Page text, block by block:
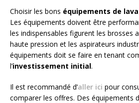
Choisir les bons équipements de
Les équipements doivent être
les indispensables figurent les brosses
haute pression et les aspirateurs
équipements doit se faire en tenant
l’investissement initial.
Il est recommandé d’aller ici pour
comparer les offres. Des équipements